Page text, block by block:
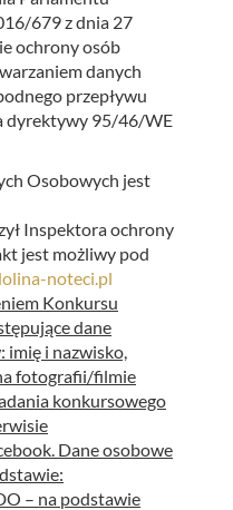
679 z dnia 27
ochrony osób
danych
przepływu
dyrektywy 95/46/WE
Osobowych jest
Inspektora ochrony
jest możliwy pod
noteci.pl
Konkursu
dane
imię i nazwisko,
fotografii/filmie
konkursowego
Dane osobowe
– na podstawie